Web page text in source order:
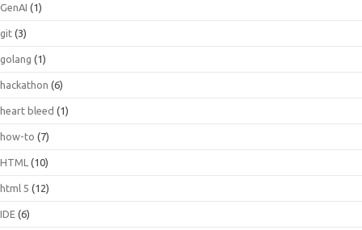
GenAI (1)
git (3)
golang (1)
hackathon (6)
heart bleed (1)
how-to (7)
HTML (10)
html 5 (12)
IDE (6)